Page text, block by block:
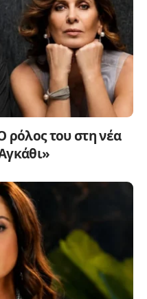
ρόλος του στη νέα